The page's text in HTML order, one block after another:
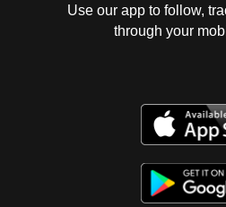
Use our app to follow,
through your